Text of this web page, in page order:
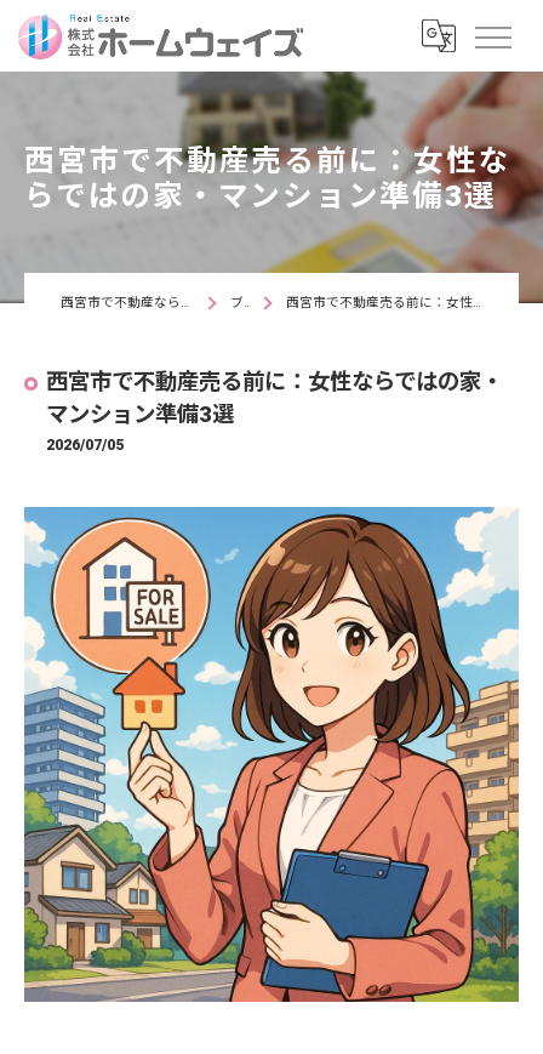
西宮市で不動産売る前に：女性な
らではの家・マンション準備3選
西宮市で不動産なら株式会社ホームウェイズ ブログ 西宮市で不動産売る前に：女性ならではの家・マンション準備3選
西宮市で不動産売る前に：女性ならではの家・
マンション準備3選
2026/07/05